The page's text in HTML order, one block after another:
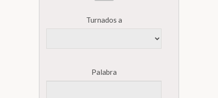
Turnados a
Palabra